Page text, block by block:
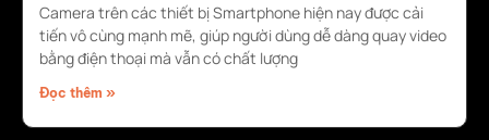
Camera trên các thiết bị Smartphone hiện nay được cải
tiến vô cùng mạnh mẽ, giúp người dùng dễ dàng quay video
bằng điện thoại mà vẫn có chất lượng
Đọc thêm »